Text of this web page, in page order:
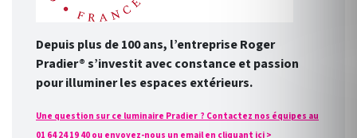
Depuis plus de 100 ans, l’entreprise Roger
Pradier® s’investit avec constance et passion
pour illuminer les espaces extérieurs.
Une question sur ce luminaire Pradier ? Contactez nos équipes au
01 64 24 19 40 ou envoyez-nous un email en cliquant ici >